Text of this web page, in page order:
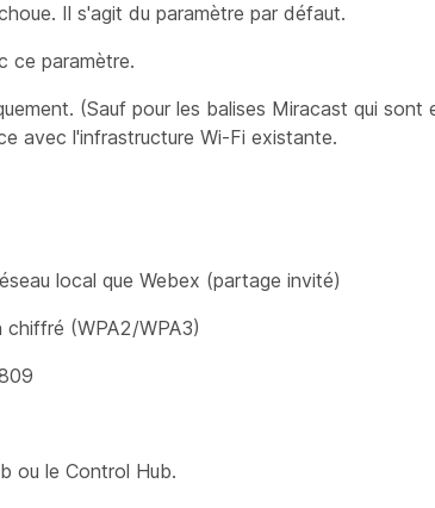
Il s'agit du paramètre par défaut.
ce paramètre.
(Sauf pour les balises Miracast qui sont
avec l'infrastructure Wi-Fi existante.
local que Webex (partage invité)
chiffré (WPA2/WPA3)
ou le Control Hub.